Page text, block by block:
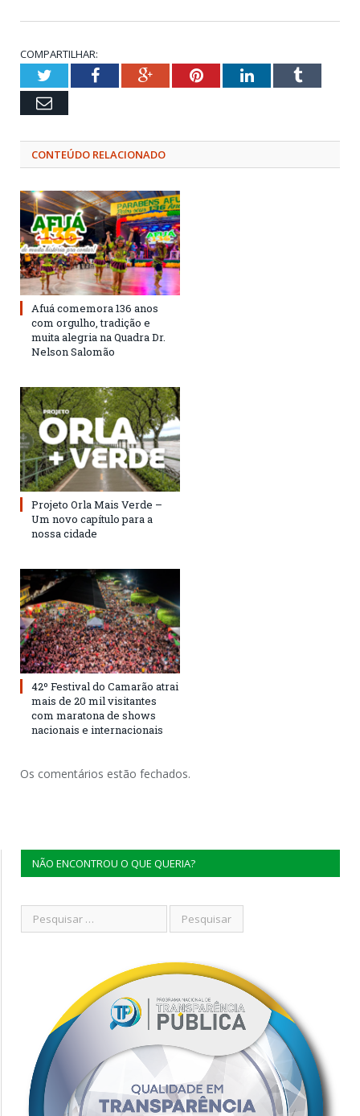
COMPARTILHAR:
TwitterFacebookGoogle+PinterestLinkedInTumblr
Email
CONTEÚDO RELACIONADO
Afuá comemora 136 anos
com orgulho, tradição e
muita alegria na Quadra Dr.
Nelson Salomão
Projeto Orla Mais Verde –
Um novo capítulo para a
nossa cidade
42º Festival do Camarão atrai
mais de 20 mil visitantes
com maratona de shows
nacionais e internacionais
Os comentários estão fechados.
NÃO ENCONTROU O QUE QUERIA?